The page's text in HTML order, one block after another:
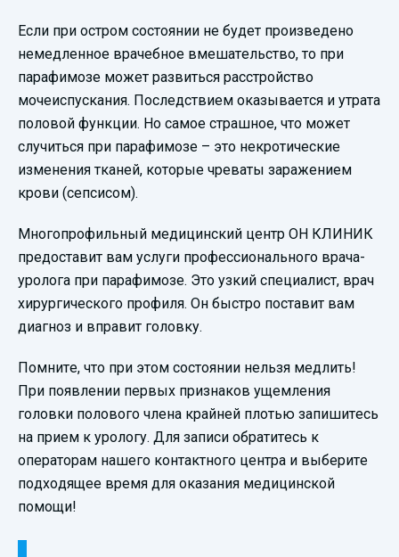
Если при остром состоянии не будет произведено
немедленное врачебное вмешательство, то при
парафимозе может развиться расстройство
мочеиспускания. Последствием оказывается и утрата
половой функции. Но самое страшное, что может
случиться при парафимозе – это некротические
изменения тканей, которые чреваты заражением
крови (сепсисом).
Многопрофильный медицинский центр ОН КЛИНИК
предоставит вам услуги профессионального врача-
уролога при парафимозе. Это узкий специалист, врач
хирургического профиля. Он быстро поставит вам
диагноз и вправит головку.
Помните, что при этом состоянии нельзя медлить!
При появлении первых признаков ущемления
головки полового члена крайней плотью запишитесь
на прием к урологу. Для записи обратитесь к
операторам нашего контактного центра и выберите
подходящее время для оказания медицинской
помощи!